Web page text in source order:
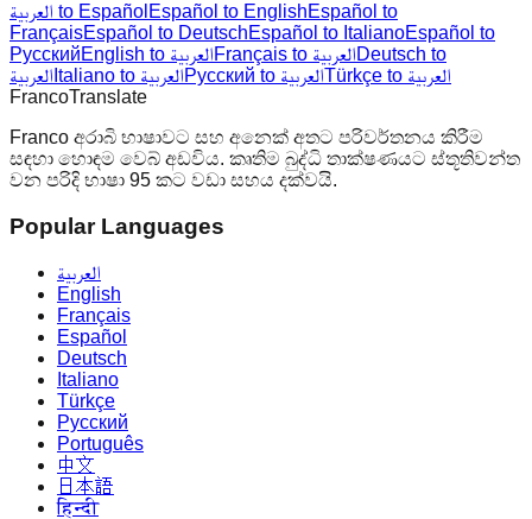
العربية to Español Español to EnglishEspañol to
FrançaisEspañol to DeutschEspañol to ItalianoEspañol to
Русский
English to العربية Français to العربيةDeutsch to
العربية
Italiano to العربية Русский to العربية
Türkçe to العربية
FrancoTranslate
Franco අරාබි භාෂාවට සහ අනෙක් අතට පරිවර්තනය කිරීම
සඳහා හොඳම වෙබ් අඩවිය. කෘතිම බුද්ධි තාක්ෂණයට ස්තූතිවන්ත
වන පරිදි භාෂා 95 කට වඩා සහය දක්වයි.
Popular Languages
العربية
English
Français
Español
Deutsch
Italiano
Türkçe
Русский
Português
中文
日本語
हिन्दी